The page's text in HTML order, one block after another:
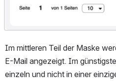
Im mittleren Teil der Maske
E-Mail angezeigt. Im
einzeln und nicht in einer